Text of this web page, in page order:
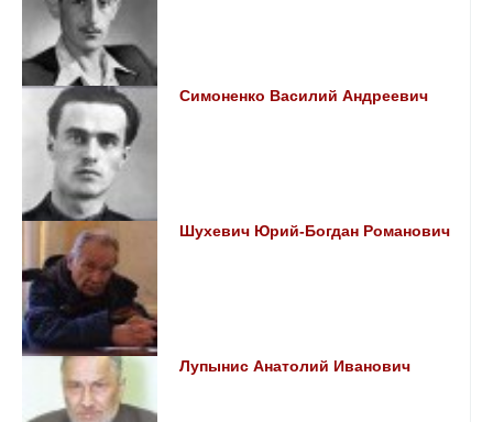
Симоненко Василий Андреевич
Шухевич Юрий-Богдан Романович
Лупынис Анатолий Иванович